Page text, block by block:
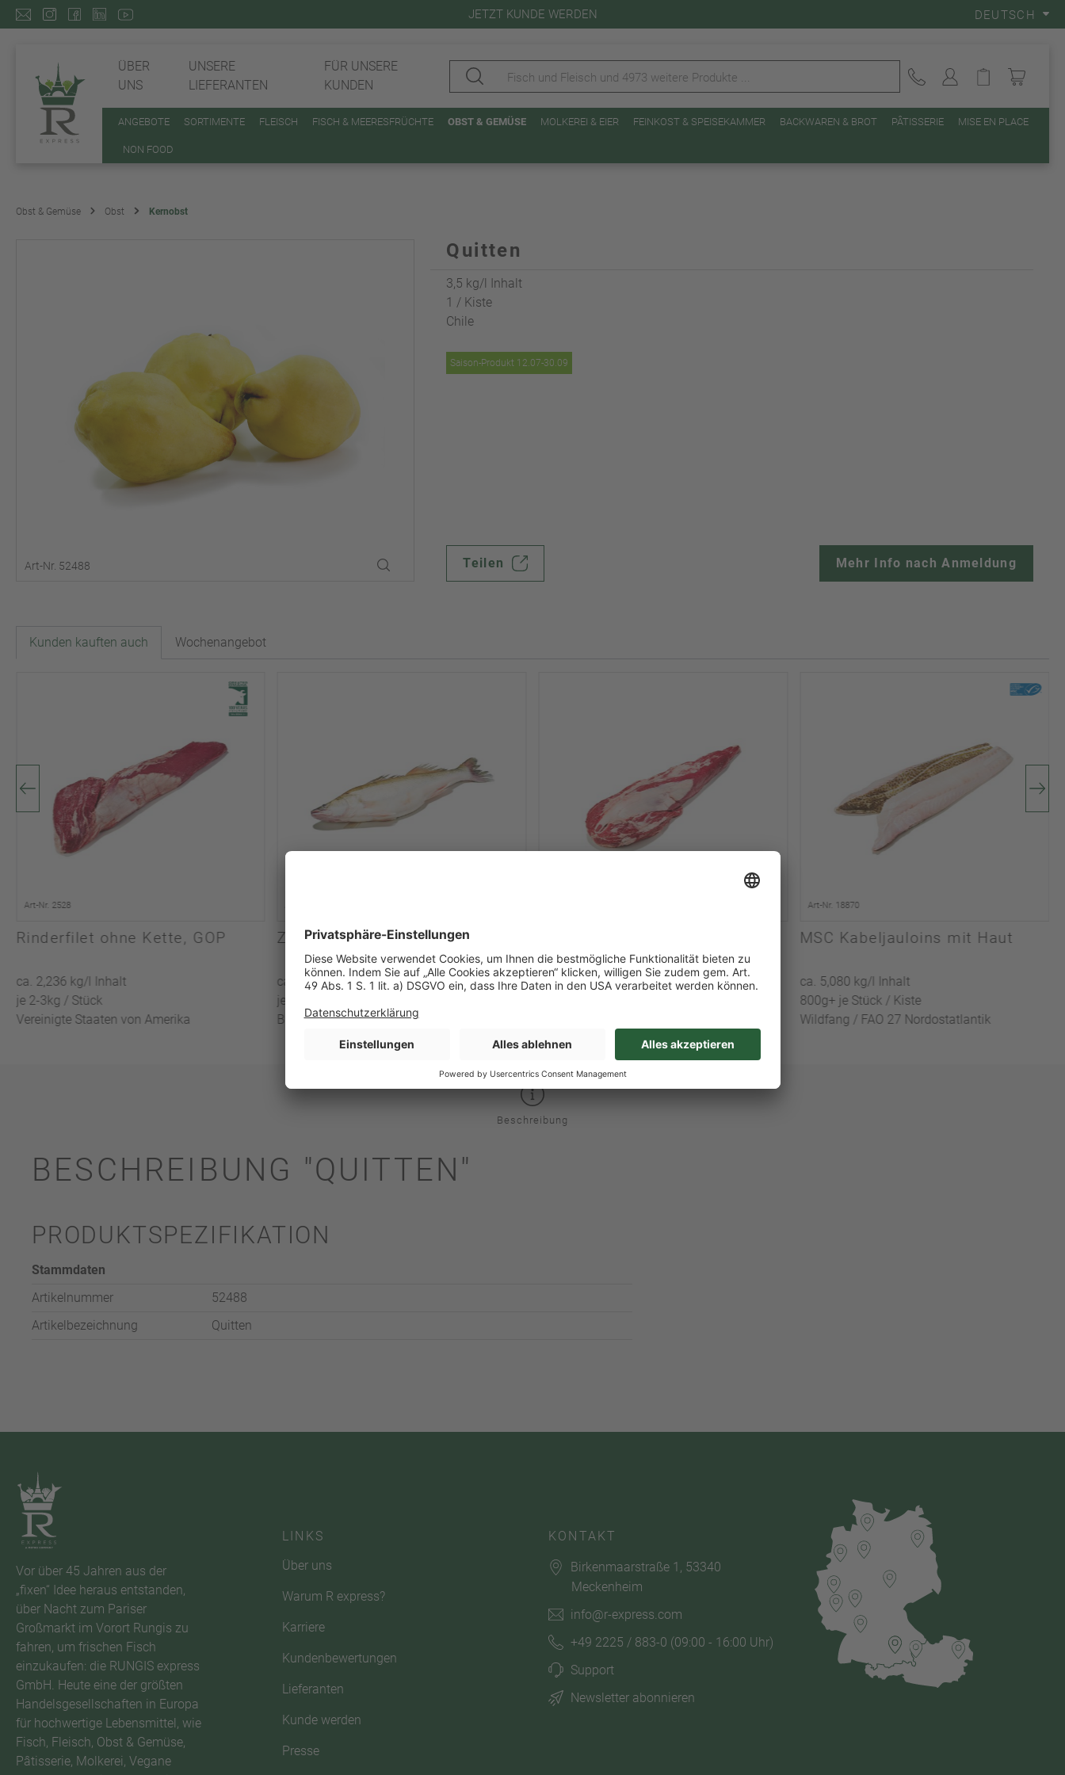
JETZT KUNDE WERDEN DEUTSCH
ÜBER
UNS
UNSERE
LIEFERANTEN
FÜR UNSERE
KUNDEN
ANGEBOTE SORTIMENTE FLEISCH FISCH & MEERESFRÜCHTE OBST & GEMÜSE MOLKEREI & EIER FEINKOST & SPEISEKAMMER BACKWAREN & BROT PÂTISSERIE MISE EN PLACE
NON FOOD
Obst & Gemüse Obst Kernobst
Art-Nr. 52488
Quitten
3,5 kg/l Inhalt
1 / Kiste
Chile
Saison-Produkt 12.07-30.09
Teilen Mehr Info nach Anmeldung
Kunden kauften auch Wochenangebot
Art-Nr. 2528
Rinderfilet ohne Kette, GOP
ca. 2,236 kg/l Inhalt
je 2-3kg / Stück
Vereinigte Staaten von Amerika
Zander mit Kopf, rund
ca. 4,925 kg/l Inhalt
je 4kg - 6kg / Stück
Binnenfischerei / Niederlande
1
ca. 2,563 kg/l Inhalt
Art-Nr. 18870
MSC Kabeljauloins mit Haut
ca. 5,080 kg/l Inhalt
800g+ je Stück / Kiste
Wildfang / FAO 27 Nordostatlantik
Beschreibung
BESCHREIBUNG "QUITTEN"
PRODUKTSPEZIFIKATION
Stammdaten
Artikelnummer
52488
Artikelbezeichnung
Quitten
Vor über 45 Jahren aus der
„fixen“ Idee heraus entstanden,
über Nacht zum Pariser
Großmarkt im Vorort Rungis zu
fahren, um frischen Fisch
einzukaufen: die RUNGIS express
GmbH. Heute eine der größten
Handelsgesellschaften in Europa
für hochwertige Lebensmittel, wie
Fisch, Fleisch, Obst & Gemüse,
Pâtisserie, Molkerei, Vegane
LINKS
Über uns
Warum R express?
Karriere
Kundenbewertungen
Lieferanten
Kunde werden
Presse
KONTAKT
Birkenmaarstraße 1, 53340
Meckenheim
info@r-express.com
+49 2225 / 883-0 (09:00 - 16:00 Uhr)
Support
Newsletter abonnieren